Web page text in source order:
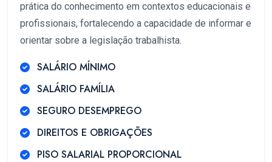
prática do conhecimento em contextos educacionais e
profissionais, fortalecendo a capacidade de informar e
orientar sobre a legislação trabalhista.
SALÁRIO MÍNIMO
SALÁRIO FAMÍLIA
SEGURO DESEMPREGO
DIREITOS E OBRIGAÇÕES
PISO SALARIAL PROPORCIONAL